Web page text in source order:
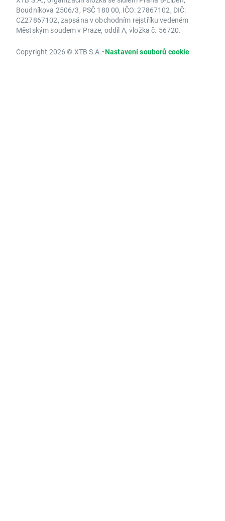
Boudníkova 2506/3, PSČ 180 00, IČO: 27867102, DIČ:
CZ27867102, zapsána v obchodním rejstříku vedeném
Městským soudem v Praze, oddíl A, vložka č. 56720.
Copyright 2026 © XTB S.A.•Nastavení souborů cookie